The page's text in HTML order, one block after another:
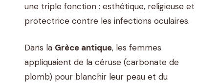
une triple fonction : esthétique, religieuse et
protectrice contre les infections oculaires.
Dans la Grèce antique, les femmes
appliquaient de la céruse (carbonate de
plomb) pour blanchir leur peau et du